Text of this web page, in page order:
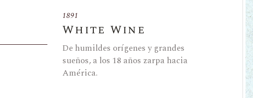
1891
White Wine
De humildes orígenes y grandes
sueños, a los 18 años zarpa hacia
América.